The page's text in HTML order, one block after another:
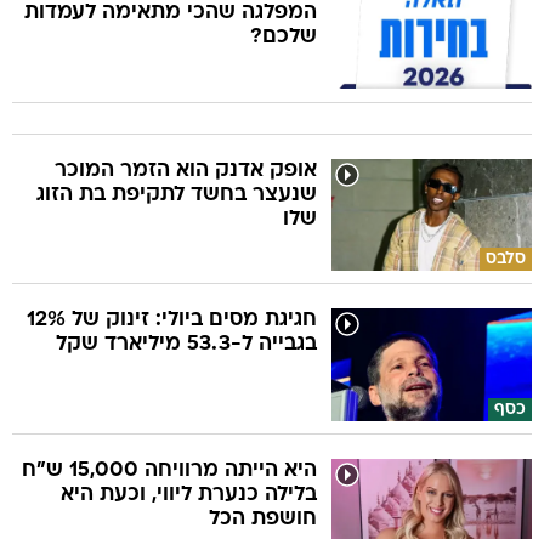
המפלגה שהכי מתאימה לעמדות
שלכם?
סלבס
אופק אדנק הוא הזמר המוכר
שנעצר בחשד לתקיפת בת הזוג
שלו
כסף
חגיגת מסים ביולי: זינוק של 12%
בגבייה ל-53.3 מיליארד שקל
היא הייתה מרוויחה 15,000 ש"ח
בלילה כנערת ליווי, וכעת היא
חושפת הכל